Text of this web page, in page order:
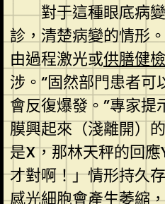
對于這種眼底病
診，清楚病變的情形
由過程激光或供膳健檢
涉。“固然部門患者可
會反復爆發。”專家提
膜興起來（淺離開）
是X，那林天秤的回
才對啊！」情形持久
感光細胞會產生萎縮